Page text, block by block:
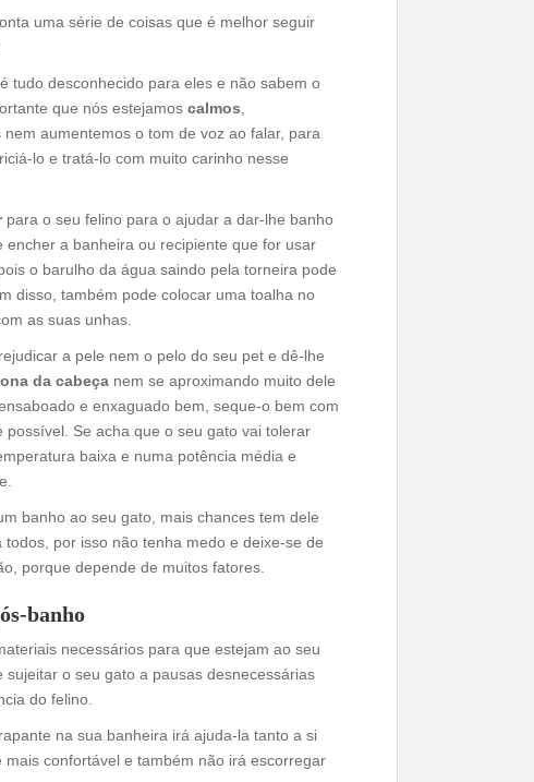
uma série de coisas que é melhor seguir
tudo desconhecido para eles e não sabem o
que nós estejamos calmos,
aumentemos o tom de voz ao falar, para
lo e tratá-lo com muito carinho nesse
para o seu felino para o ajudar a dar-lhe banho
a banheira ou recipiente que for usar
o barulho da água saindo pela torneira pode
disso, também pode colocar uma toalha no
as suas unhas.
a pele nem o pelo do seu pet e dê-lhe
da cabeça nem se aproximando muito dele
e enxaguado bem, seque-o bem com
Se acha que o seu gato vai tolerar
baixa e numa potência média e
banho ao seu gato, mais chances tem dele
por isso não tenha medo e deixe-se de
porque depende de muitos fatores.
banho
necessários para que estejam ao seu
o seu gato a pausas desnecessárias
do felino.
na sua banheira irá ajuda-la tanto a si
confortável e também não irá escorregar